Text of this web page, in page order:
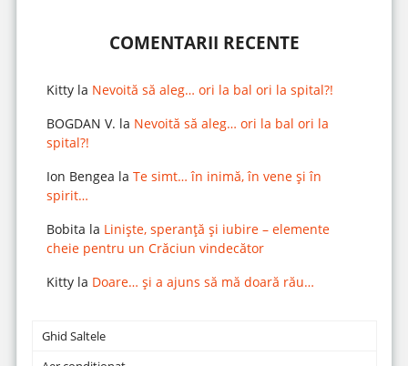
COMENTARII RECENTE
Kittyla Nevoită să aleg… ori la bal ori la spital?!
BOGDAN V. la Nevoită să aleg… ori la bal ori la
spital?!
Ion Bengea la Te simt… în inimă, în vene și în
spirit…
Bobita la Liniște, speranță și iubire – elemente
cheie pentru un Crăciun vindecător
Kittyla Doare… și a ajuns să mă doară rău…
Ghid Saltele